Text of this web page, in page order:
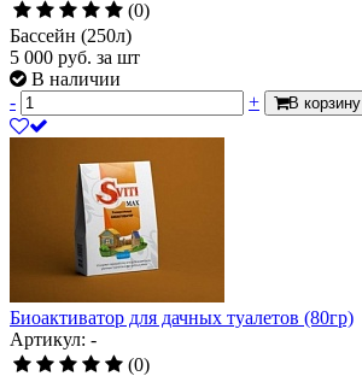
(0)
Бассейн (250л)
5 000 руб. за шт
В наличии
-
+ В корзину
Биоактиватор для дачных туалетов (80гр)
Артикул: -
(0)